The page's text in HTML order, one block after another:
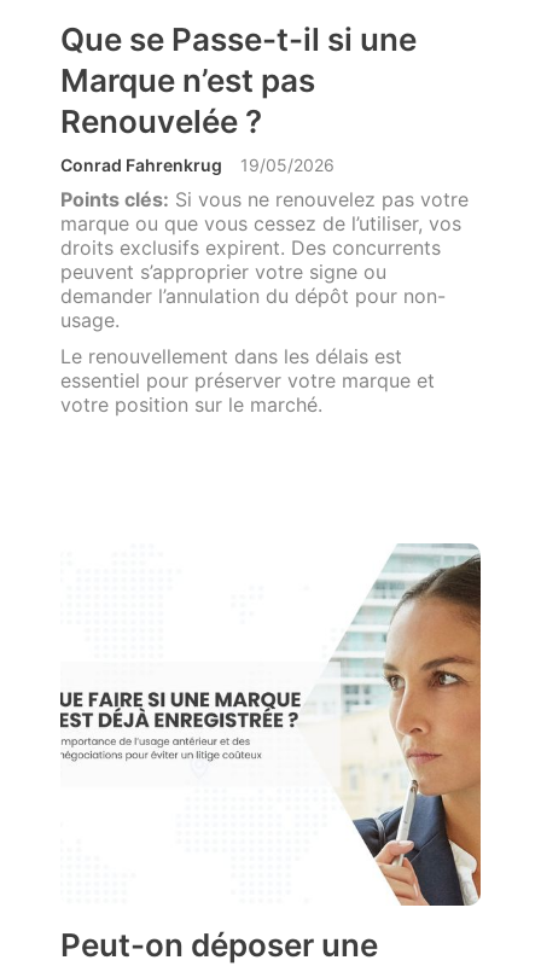
Que se Passe-t-il si une
Marque n’est pas
Renouvelée ?
Conrad Fahrenkrug 19/05/2026
Points clés: Si vous ne renouvelez pas votre
marque ou que vous cessez de l’utiliser, vos
droits exclusifs expirent. Des concurrents
peuvent s’approprier votre signe ou
demander l’annulation du dépôt pour non-
usage.
Le renouvellement dans les délais est
essentiel pour préserver votre marque et
votre position sur le marché.
Peut-on déposer une